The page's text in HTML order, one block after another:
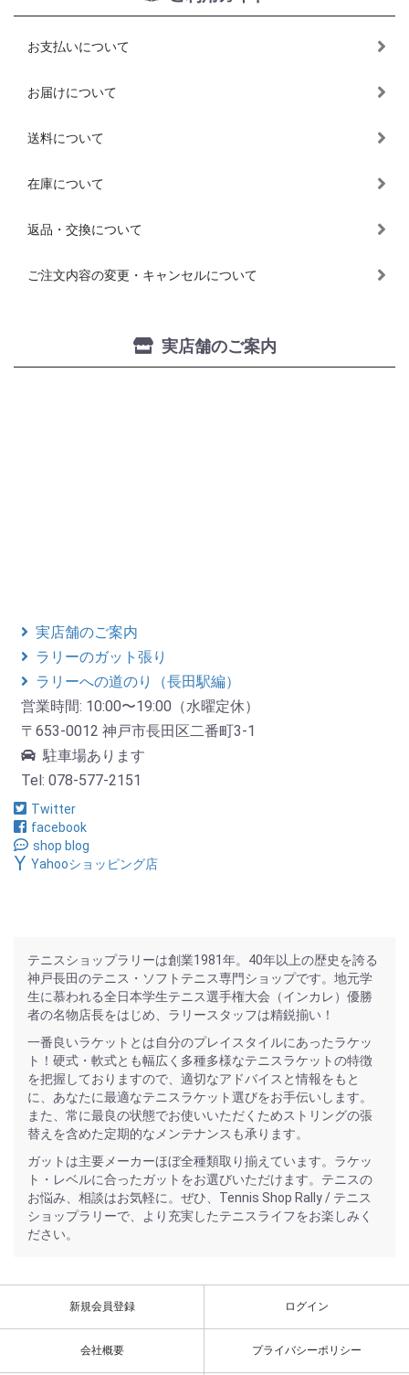
お支払いについて
お届けについて
送料について
在庫について
返品・交換について
ご注文内容の変更・キャンセルについて
実店舗のご案内
実店舗のご案内
ラリーのガット張り
ラリーへの道のり（長田駅編）
営業時間: 10:00〜19:00（水曜定休）
〒653-0012 神戸市長田区二番町3-1
駐車場あります
Tel: 078-577-2151
Twitter
facebook
shop blog
Yahooショッピング店
テニスショップラリーは創業1981年。40年以上の歴史を誇る
神戸長田のテニス・ソフトテニス専門ショップです。地元学
生に慕われる全日本学生テニス選手権大会（インカレ）優勝
者の名物店長をはじめ、ラリースタッフは精鋭揃い！
一番良いラケットとは自分のプレイスタイルにあったラケッ
ト！硬式・軟式とも幅広く多種多様なテニスラケットの特徴
を把握しておりますので、適切なアドバイスと情報をもと
に、あなたに最適なテニスラケット選びをお手伝いします。
また、常に最良の状態でお使いいただくためストリングの張
替えを含めた定期的なメンテナンスも承ります。
ガットは主要メーカーほぼ全種類取り揃えています。ラケッ
ト・レベルに合ったガットをお選びいただけます。テニスの
お悩み、相談はお気軽に。ぜひ、Tennis Shop Rally / テニス
ショップラリーで、より充実したテニスライフをお楽しみく
ださい。
新規会員登録 ログイン
会社概要 プライバシーポリシー